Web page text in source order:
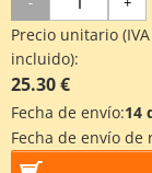
Precio unitario
incluido):
25.30 €
Fecha de envío:14
Fecha de envío de